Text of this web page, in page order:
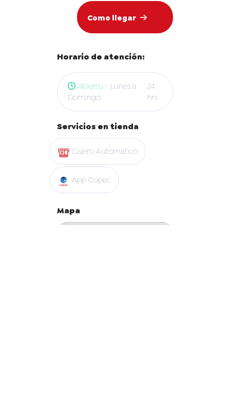
Como llegar
Horario de atención:
Abierto - Lunes a
Domingo
24
hrs
Servicios en tienda
Cajero Automatico
App Copec
Mapa